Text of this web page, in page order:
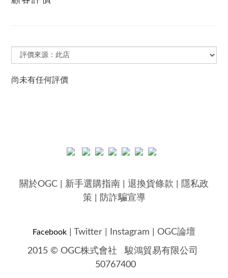
尚未有任何評價
關於OGC 新手選購指南 退換貨條款
隱私政
策
防詐騙宣導
Facebook Twitter Instagram OGC論壇
2015 © OGC株式會社駿鴻貿易有限公司
50767400